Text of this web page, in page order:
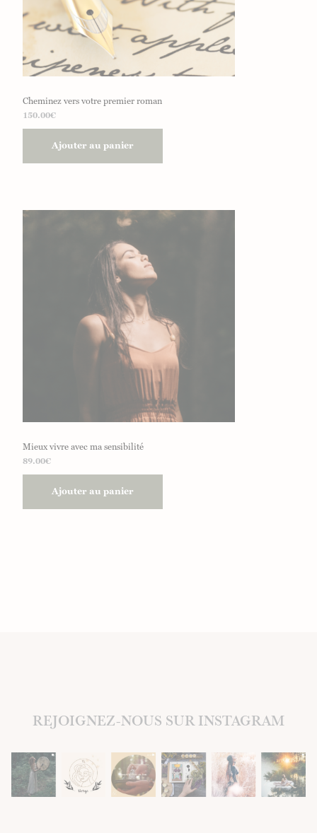
Cheminez vers votre premier roman
150.00€
Ajouter au panier
Mieux vivre avec ma sensibilité
89.00€
Ajouter au panier
REJOIGNEZ-NOUS SUR INSTAGRAM